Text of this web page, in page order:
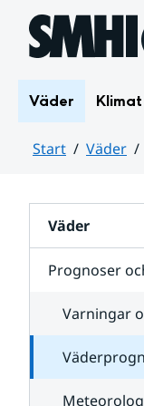
Hoppa till sidans
Väder Klimat
Start Väder
Väder
Prognoser
Varningar